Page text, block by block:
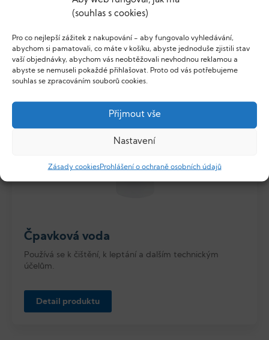
(souhlas s cookies)
Pro co nejlepší zážitek z nakupování - aby fungovalo vyhledávání,
abychom si pamatovali, co máte v košíku, abyste jednoduše zjistili stav
vaší objednávky, abychom vás neobtěžovali nevhodnou reklamou a
abyste se nemuseli pokaždé přihlašovat. Proto od vás potřebujeme
souhlas se zpracováním souborů cookies.
Přijmout vše
Nastavení
Zásady cookiesProhlášení o ochraně osobních údajů
Detail produktu
Čpavková voda
Používá se k čištění, k leptání a dalším technickým
účelům.
Detail produktu